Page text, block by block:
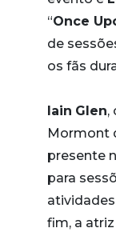
“Once
de
os fãs
Iain Glen,
Mormont
presente
para
fim, a atriz